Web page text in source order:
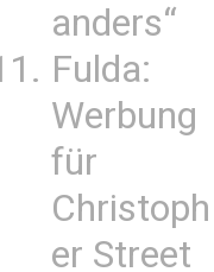
anders“
Fulda:
Werbung
für
Christoph
er Street